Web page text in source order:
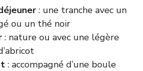
: une tranche avec un
ou un thé noir
: nature ou avec une légère
: accompagné d’une boule